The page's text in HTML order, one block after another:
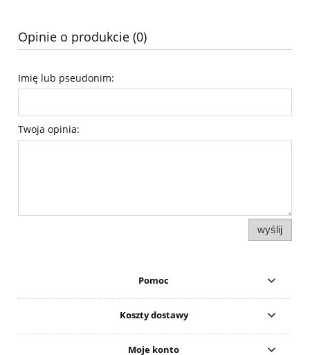
Opinie o produkcie (0)
Imię lub pseudonim:
Twoja opinia:
wyślij
Pomoc
Koszty dostawy
Moje konto